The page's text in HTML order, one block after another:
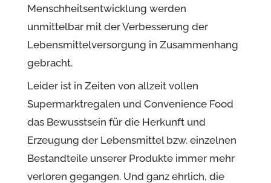
Menschheitsentwicklung werden
unmittelbar mit der Verbesserung der
Lebensmittelversorgung in Zusammenhang
gebracht.
Leider ist in Zeiten von allzeit vollen
Supermarktregalen und Convenience Food
das Bewusstsein für die Herkunft und
Erzeugung der Lebensmittel bzw. einzelnen
Bestandteile unserer Produkte immer mehr
verloren gegangen. Und ganz ehrlich, die